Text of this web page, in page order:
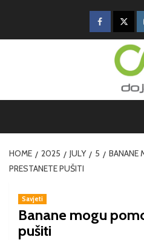
HOME 2025 JULY 5
BANANE
PRESTANETE PUŠITI
Savjeti
Banane mogu
pušiti